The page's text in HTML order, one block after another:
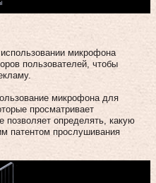
микрофона
пользователей, чтобы
микрофона для
просматривает
позволяет определять, какую
патентом прослушивания